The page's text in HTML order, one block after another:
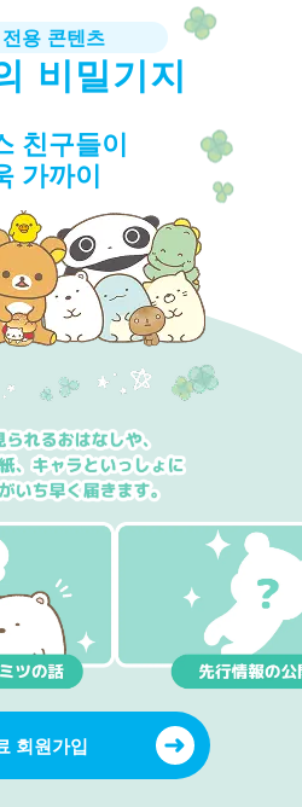
용 콘텐츠
비밀기지
친구들이
가까이
회원가입